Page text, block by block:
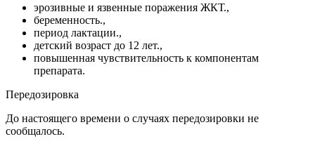
эрозивные и язвенные поражения ЖКТ.,
беременность.,
период лактации.,
детский возраст до 12 лет.,
повышенная чувствительность к компонентам
препарата.
Передозировка
До настоящего времени о случаях передозировки не
сообщалось.